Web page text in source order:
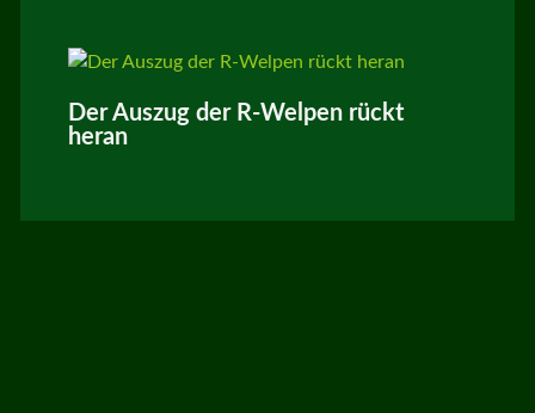
Der Auszug der R-Welpen rückt
heran